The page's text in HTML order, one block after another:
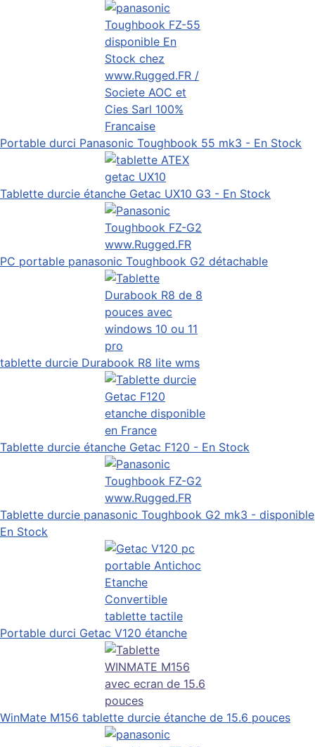
Portable durci Panasonic Toughbook 55 mk3 - En Stock
Tablette durcie étanche Getac UX10 G3 - En Stock
PC portable panasonic Toughbook G2 détachable
tablette durcie Durabook R8 lite wms
Tablette durcie étanche Getac F120 - En Stock
Tablette durcie panasonic Toughbook G2 mk3 - disponible
En Stock
Portable durci Getac V120 étanche
WinMate M156 tablette durcie étanche de 15.6 pouces